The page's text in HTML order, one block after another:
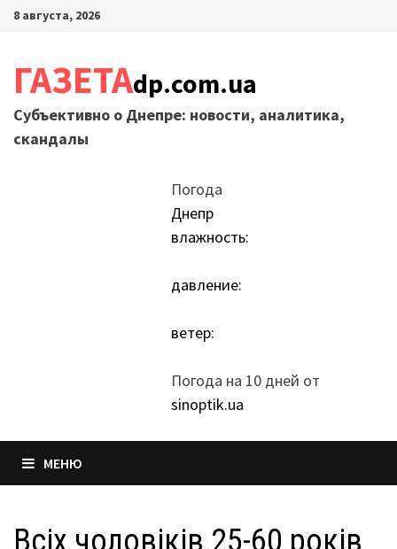
Перейти
8 августа, 2026
ГАЗЕТАdp.com.ua
Субъективно о Днепре: новости, аналитика,
скандалы
Погода
Днепр
влажность:
давление:
ветер:
Погода на 10 дней от
sinoptik.ua
МЕНЮ
Всіх чоловіків 25-60 років